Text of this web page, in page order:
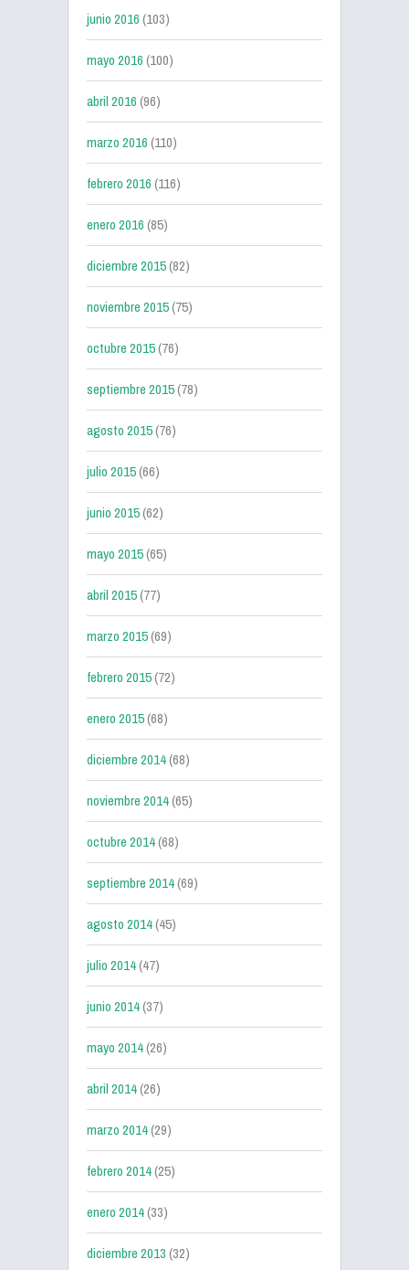
junio 2016(103)
mayo 2016(100)
abril 2016(96)
marzo 2016(110)
febrero 2016(116)
enero 2016(85)
diciembre 2015(82)
noviembre 2015(75)
octubre 2015(76)
septiembre 2015(78)
agosto 2015(76)
julio 2015(66)
junio 2015(62)
mayo 2015(65)
abril 2015(77)
marzo 2015(69)
febrero 2015(72)
enero 2015(68)
diciembre 2014(68)
noviembre 2014(65)
octubre 2014(68)
septiembre 2014(69)
agosto 2014(45)
julio 2014(47)
junio 2014(37)
mayo 2014(26)
abril 2014(26)
marzo 2014(29)
febrero 2014(25)
enero 2014(33)
diciembre 2013(32)